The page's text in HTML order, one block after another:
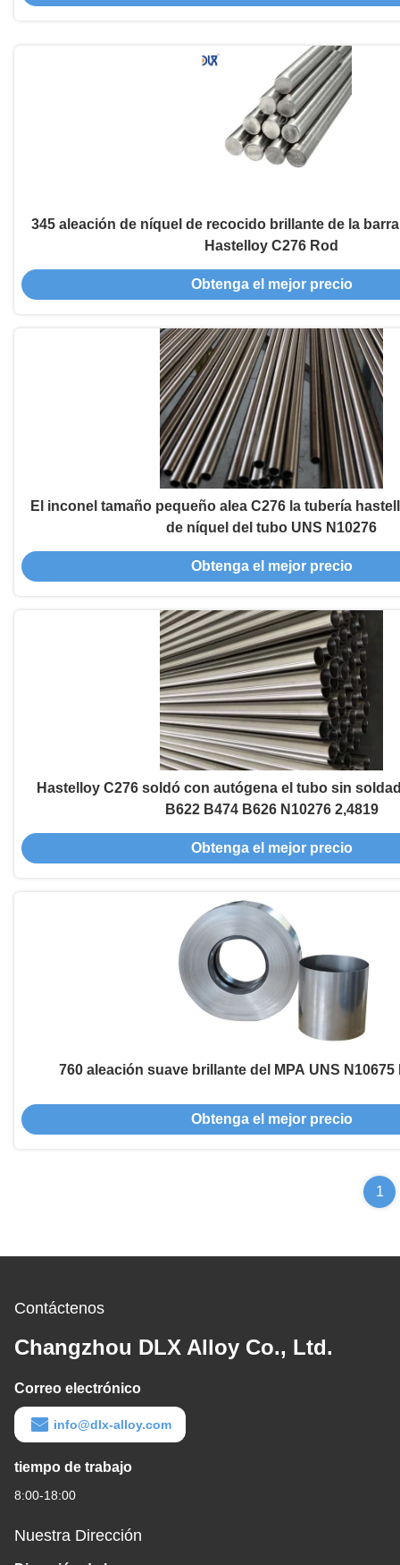
345 aleación de níquel de recocido brillante de la barra
Hastelloy C276 Rod
Obtenga el mejor precio
El inconel tamaño pequeño alea C276 la tubería
de níquel del tubo UNS N10276
Obtenga el mejor precio
Hastelloy C276 soldó con autógena el tubo sin
B622 B474 B626 N10276 2,4819
Obtenga el mejor precio
760 aleación suave brillante del MPA UNS
Obtenga el mejor precio
1
Contáctenos
Changzhou DLX Alloy Co., Ltd.
Correo electrónico
info@dlx-alloy.com
tiempo de trabajo
8:00-18:00
Nuestra Dirección